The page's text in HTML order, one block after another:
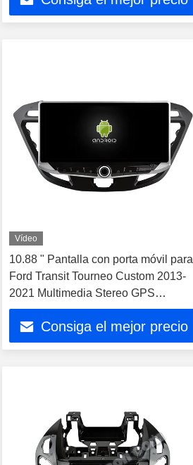
Vídeo
10.88 " Pantalla con porta móvil para
Ford Transit Tourneo Custom 2013-
2021 Multimedia Stereo GPS
CarPlay Player Multimed
Consiga el mejor precio